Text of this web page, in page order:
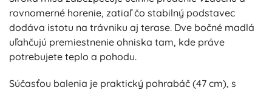
rovnomerné horenie, zatiaľ čo stabilný podstavec
dodáva istotu na trávniku aj terase. Dve bočné madlá
uľahčujú premiestnenie ohniska tam, kde práve
potrebujete teplo a pohodu.
Súčasťou balenia je praktický pohrabáč (47 cm), s